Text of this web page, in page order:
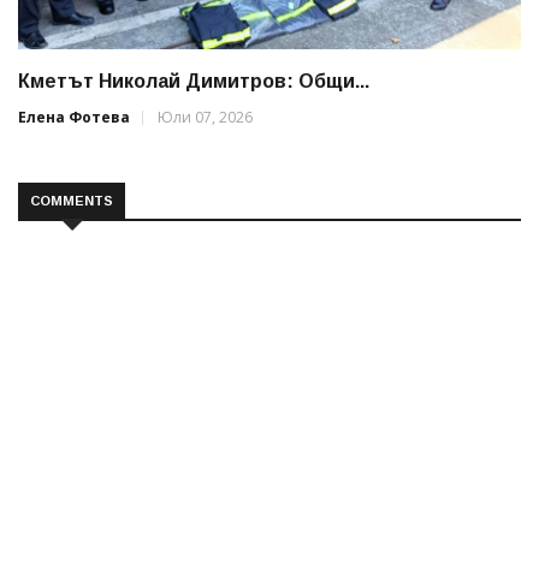
Кметът Николай Димитров: Общи...
Елена Фотева
Юли 07, 2026
COMMENTS